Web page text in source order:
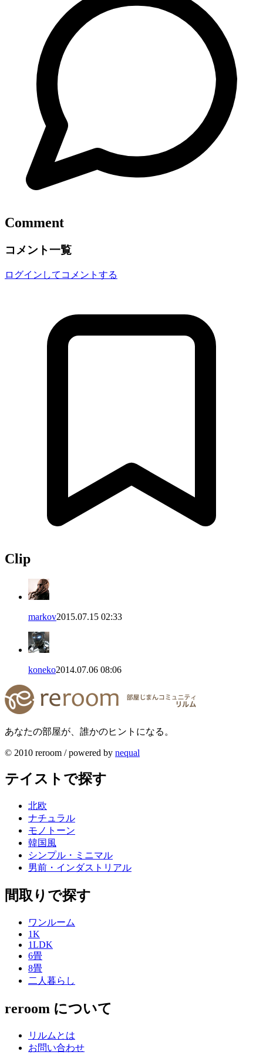
Comment
コメント一覧
ログインしてコメントする
Clip
markov2015.07.15 02:33
koneko2014.07.06 08:06
あなたの部屋が、誰かのヒントになる。
© 2010 reroom / powered by nequal
テイストで探す
北欧
ナチュラル
モノトーン
韓国風
シンプル・ミニマル
男前・インダストリアル
間取りで探す
ワンルーム
1K
1LDK
6畳
8畳
二人暮らし
reroom について
リルムとは
お問い合わせ